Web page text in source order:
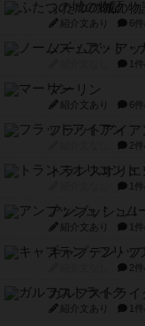
ふたつの城の物
紹介文あり 6
ノームズ・アッ
1
マーリン
紹介文あり 6
フラットアイア
2
トランスオリエ
1
アンブッシュ！
紹介文あり 1
キャプテン・
2
ガルフストライ
紹介文あり 1